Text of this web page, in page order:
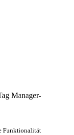
Manager-
Funktionalität